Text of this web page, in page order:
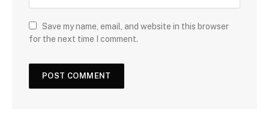
Save my name, email, and website in this browser
for the next time I comment.